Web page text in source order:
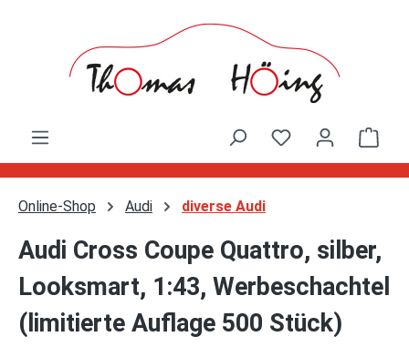
Online-Shop Audi diverse Audi
Audi Cross Coupe Quattro, silber,
Looksmart, 1:43, Werbeschachtel
(limitierte Auflage 500 Stück)